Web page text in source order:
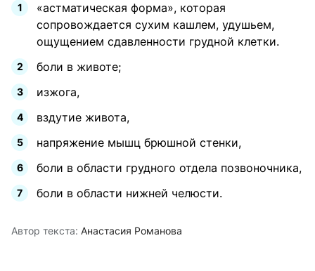
«астматическая форма», которая
сопровождается сухим кашлем, удушьем,
ощущением сдавленности грудной клетки.
боли в животе;
изжога,
вздутие живота,
напряжение мышц брюшной стенки,
боли в области грудного отдела позвоночника,
боли в области нижней челюсти.
Автор текста: Анастасия Романова